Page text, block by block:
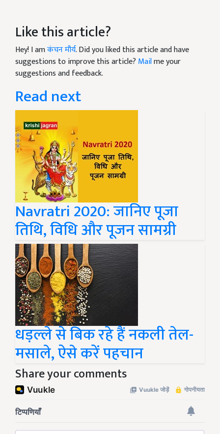
Like this article?
Hey! I amकंचन मौर्य. Did you liked this article and have
suggestions to improve this article? Mailme your
suggestions and feedback.
Read next
Navratri 2020: जानिए पूजा
तिथि, विधि और पूजन सामग्री
धड़ल्ले से बिक रहे हैं नकली तेल-
मसाले, ऐसे करें पहचान
Share your comments